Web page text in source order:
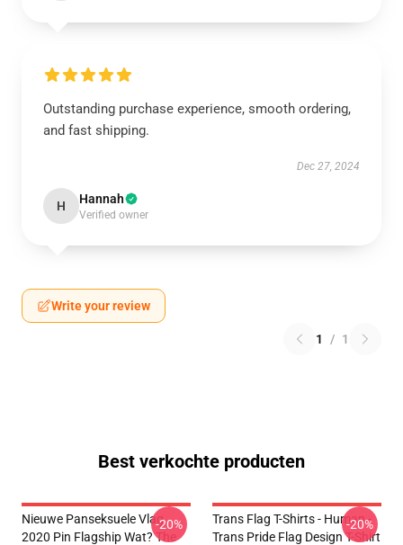
Outstanding purchase experience, smooth ordering,
and fast shipping.
Dec 27, 2024
H Hannah
Verified owner
Write your review
1 / 1
Best verkochte producten
Nieuwe Panseksuele Vlag
2020 Pin Flagship Wat? The
-20%
Trans Flag T-Shirts - Human -
Trans Pride Flag Design T-Shirt
-20%